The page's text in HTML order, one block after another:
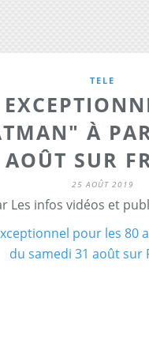
TELE
À
SUR
25 AOÛT 2019
Les infos vidéos et